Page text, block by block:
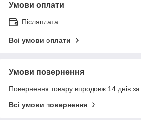
Умови оплати
Післяплата
Всі умови оплати
Умови повернення
Повернення товару впродовж 14 днів
Всі умови повернення